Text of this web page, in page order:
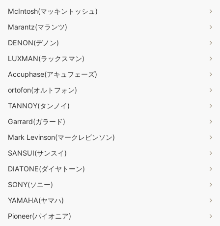
McIntosh(マッキントッシュ)
Marantz(マランツ)
DENON(デノン)
LUXMAN(ラックスマン)
Accuphase(アキュフェーズ)
ortofon(オルトフォン)
TANNOY(タンノイ)
Garrard(ガラード)
Mark Levinson(マークレビンソン)
SANSUI(サンスイ)
DIATONE(ダイヤトーン)
SONY(ソニー)
YAMAHA(ヤマハ)
Pioneer(パイオニア)